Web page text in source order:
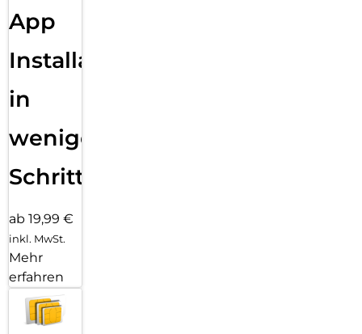
griffbereit halten möchten – ohne Kompromisse bei
Komfort oder Ästhetik.
App
Installation
in
wenigen
Schritten
ab 19,99 €
inkl. MwSt.
Mehr
erfahren